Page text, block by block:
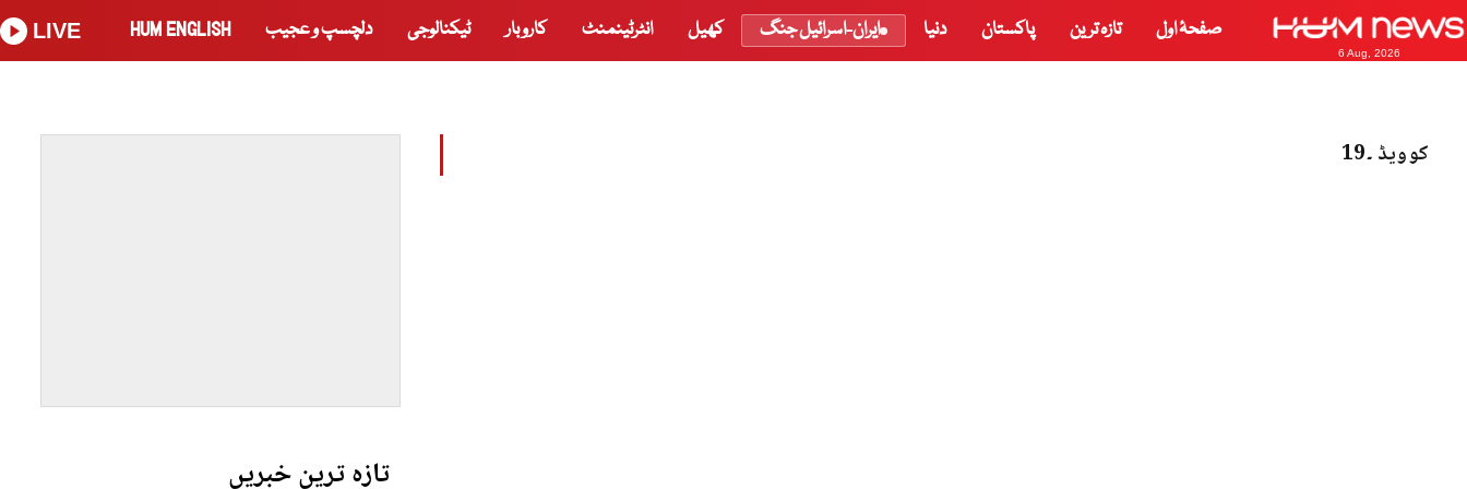
6 Aug, 2026
صفحۂ اول تازہ ترین پاکستان دنیا ایران-اسرائیل جنگ کھیل انٹرٹینمنٹ کاروبار ٹیکنالوجی دلچسپ و عجیب HUM ENGLISH
LIVE
کوویڈ ۔19
تازہ ترین خبریں